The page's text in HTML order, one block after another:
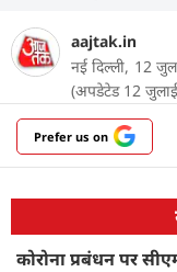
aajtak.in
नई दिल्ली, 12
(अपडेटेड 12
Prefer us on
कोरोना प्रबंधन पर